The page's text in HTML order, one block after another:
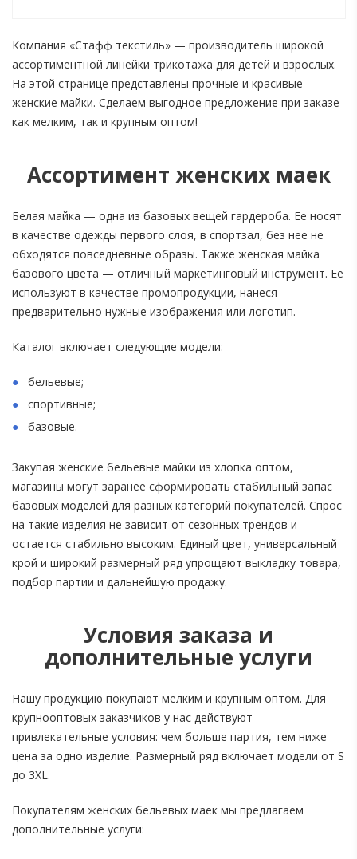
Компания «Стафф текстиль» — производитель широкой
ассортиментной линейки трикотажа для детей и взрослых.
На этой странице представлены прочные и красивые
женские майки. Сделаем выгодное предложение при заказе
как мелким, так и крупным оптом!
Ассортимент женских маек
Белая майка — одна из базовых вещей гардероба. Ее носят
в качестве одежды первого слоя, в спортзал, без нее не
обходятся повседневные образы. Также женская майка
базового цвета — отличный маркетинговый инструмент. Ее
используют в качестве промопродукции, нанеся
предварительно нужные изображения или логотип.
Каталог включает следующие модели:
бельевые;
спортивные;
базовые.
Закупая женские бельевые майки из хлопка оптом,
магазины могут заранее сформировать стабильный запас
базовых моделей для разных категорий покупателей. Спрос
на такие изделия не зависит от сезонных трендов и
остается стабильно высоким. Единый цвет, универсальный
крой и широкий размерный ряд упрощают выкладку товара,
подбор партии и дальнейшую продажу.
Условия заказа и
дополнительные услуги
Нашу продукцию покупают мелким и крупным оптом. Для
крупнооптовых заказчиков у нас действуют
привлекательные условия: чем больше партия, тем ниже
цена за одно изделие. Размерный ряд включает модели от S
до 3XL.
Покупателям женских бельевых маек мы предлагаем
дополнительные услуги: